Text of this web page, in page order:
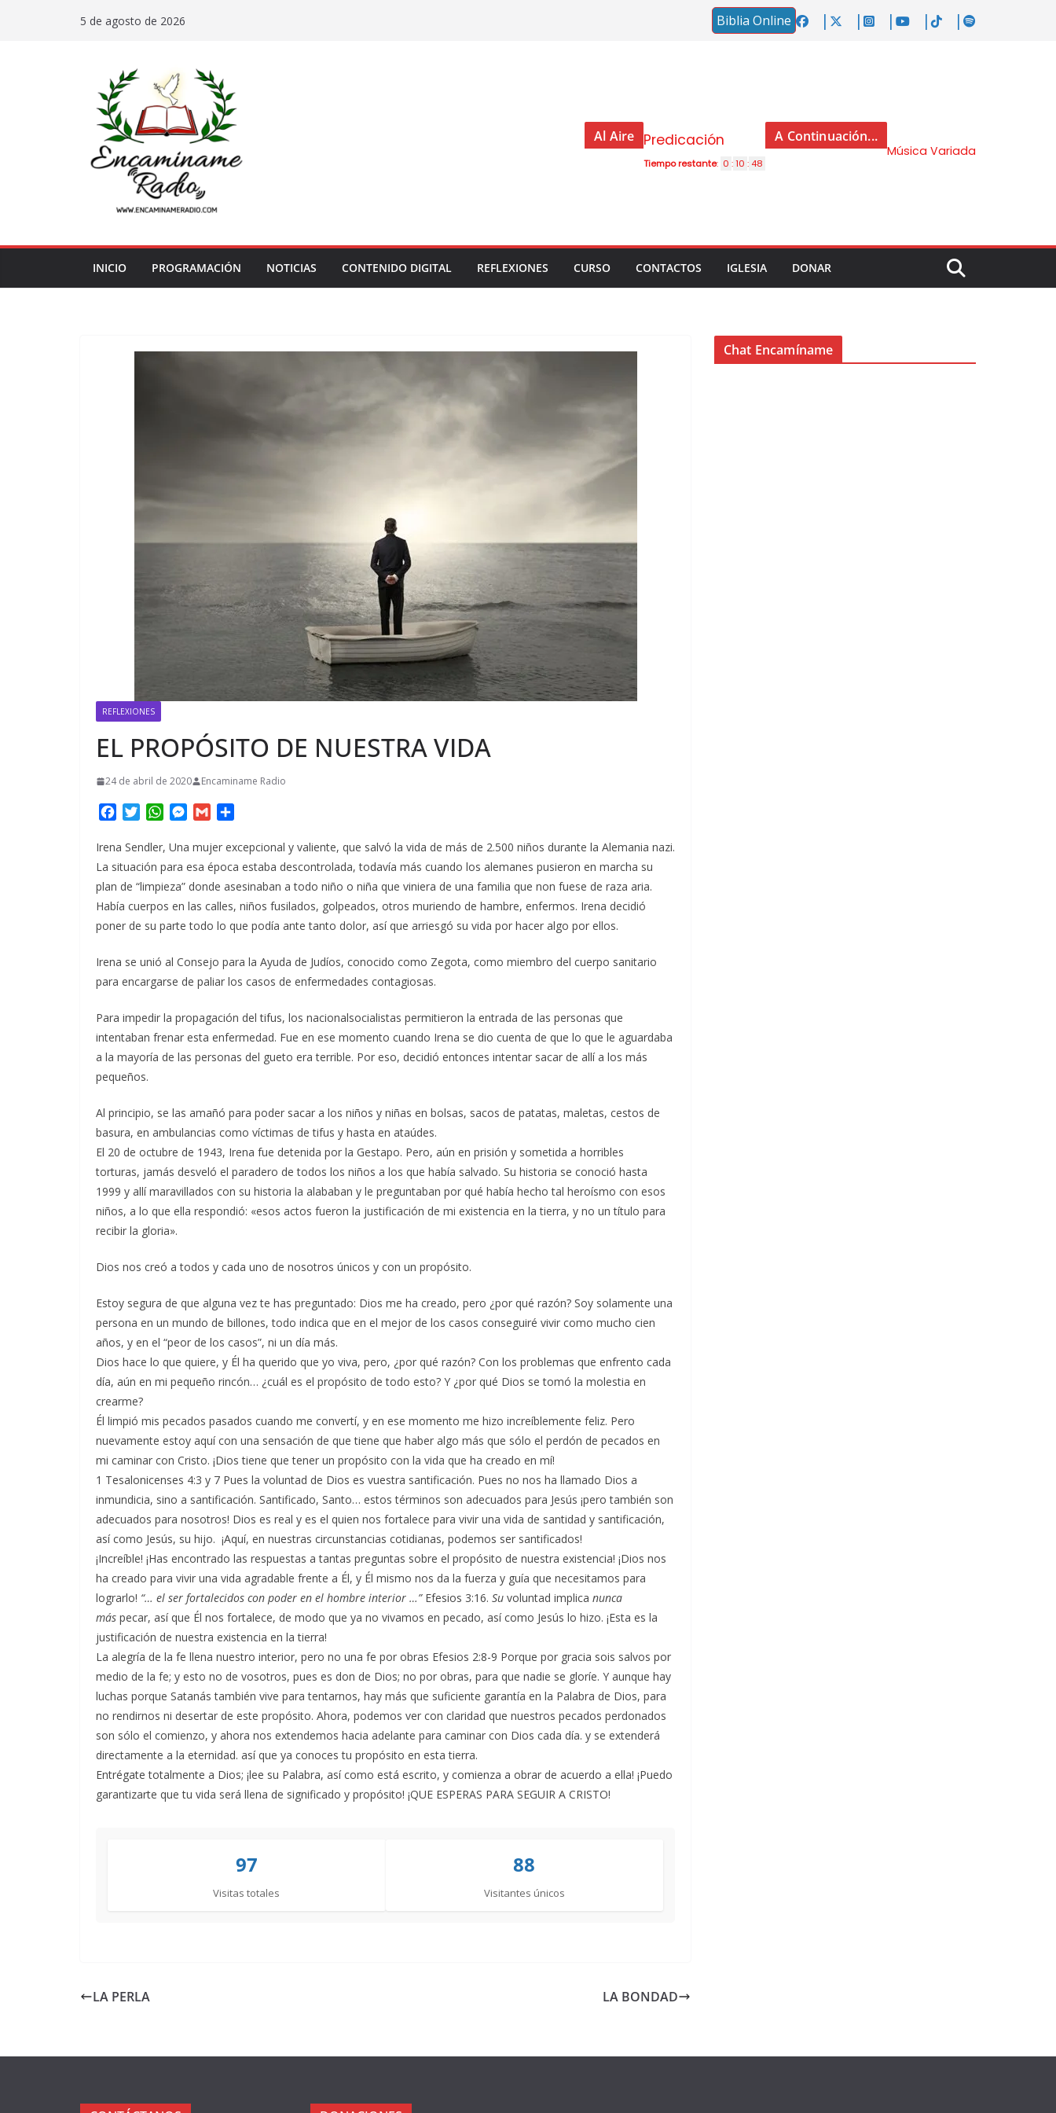
5 de agosto de 2026 Biblia Online
Al Aire Predicación
Tiempo restante 0 10 47
A Continuación...
Música Variada
INICIO PROGRAMACIÓN NOTICIAS CONTENIDO DIGITAL REFLEXIONES CURSO CONTACTOS IGLESIA DONAR
REFLEXIONES
EL PROPÓSITO DE NUESTRA VIDA
24 de abril de 2020 Encaminame Radio
c
e
b
o
o
k
i
t
t
r
W
a
t
s
p
p
M
s
s
e
n
g
e
a
i
l
m
p
a
t
i
Irena Sendler, Una mujer excepcional y valiente, que salvó la vida de más de 2.500 niños durante la Alemania nazi.
La situación para esa época estaba descontrolada, todavía más cuando los alemanes pusieron en marcha su
plan de “limpieza” donde asesinaban a todo niño o niña que viniera de una familia que non fuese de raza aria.
Había cuerpos en las calles, niños fusilados, golpeados, otros muriendo de hambre, enfermos. Irena decidió
poner de su parte todo lo que podía ante tanto dolor, así que arriesgó su vida por hacer algo por ellos.
Irena se unió al Consejo para la Ayuda de Judíos, conocido como Zegota, como miembro del cuerpo sanitario
para encargarse de paliar los casos de enfermedades contagiosas.
Para impedir la propagación del tifus, los nacionalsocialistas permitieron la entrada de las personas que
intentaban frenar esta enfermedad. Fue en ese momento cuando Irena se dio cuenta de que lo que le aguardaba
a la mayoría de las personas del gueto era terrible. Por eso, decidió entonces intentar sacar de allí a los más
pequeños.
Al principio, se las amañó para poder sacar a los niños y niñas en bolsas, sacos de patatas, maletas, cestos de
basura, en ambulancias como víctimas de tifus y hasta en ataúdes.
El 20 de octubre de 1943, Irena fue detenida por la Gestapo. Pero, aún en prisión y sometida a horribles
torturas, jamás desveló el paradero de todos los niños a los que había salvado. Su historia se conoció hasta
1999 y allí maravillados con su historia la alababan y le preguntaban por qué había hecho tal heroísmo con esos
niños, a lo que ella respondió: «esos actos fueron la justificación de mi existencia en la tierra, y no un título para
recibir la gloria».
Dios nos creó a todos y cada uno de nosotros únicos y con un propósito.
Estoy segura de que alguna vez te has preguntado: Dios me ha creado, pero ¿por qué razón? Soy solamente una
persona en un mundo de billones, todo indica que en el mejor de los casos conseguiré vivir como mucho cien
años, y en el “peor de los casos”, ni un día más.
Dios hace lo que quiere, y Él ha querido que yo viva, pero, ¿por qué razón? Con los problemas que enfrento cada
día, aún en mi pequeño rincón… ¿cuál es el propósito de todo esto? Y ¿por qué Dios se tomó la molestia en
crearme?
Él limpió mis pecados pasados cuando me convertí, y en ese momento me hizo increíblemente feliz. Pero
nuevamente estoy aquí con una sensación de que tiene que haber algo más que sólo el perdón de pecados en
mi caminar con Cristo. ¡Dios tiene que tener un propósito con la vida que ha creado en mí!
1 Tesalonicenses 4:3 y 7 Pues la voluntad de Dios es vuestra santificación. Pues no nos ha llamado Dios a
inmundicia, sino a santificación. Santificado, Santo… estos términos son adecuados para Jesús ¡pero también son
adecuados para nosotros! Dios es real y es el quien nos fortalece para vivir una vida de santidad y santificación,
así como Jesús, su hijo. ¡Aquí, en nuestras circunstancias cotidianas, podemos ser santificados!
¡Increíble! ¡Has encontrado las respuestas a tantas preguntas sobre el propósito de nuestra existencia! ¡Dios nos
ha creado para vivir una vida agradable frente a Él, y Él mismo nos da la fuerza y guía que necesitamos para
lograrlo! “… el ser fortalecidos con poder en el hombre interior …”Efesios 3:16. Su voluntad implica nunca
más pecar, así que Él nos fortalece, de modo que ya no vivamos en pecado, así como Jesús lo hizo. ¡Esta es la
justificación de nuestra existencia en la tierra!
La alegría de la fe llena nuestro interior, pero no una fe por obras Efesios 2:8-9 Porque por gracia sois salvos por
medio de la fe; y esto no de vosotros, pues es don de Dios; no por obras, para que nadie se gloríe. Y aunque hay
luchas porque Satanás también vive para tentarnos, hay más que suficiente garantía en la Palabra de Dios, para
no rendirnos ni desertar de este propósito. Ahora, podemos ver con claridad que nuestros pecados perdonados
son sólo el comienzo, y ahora nos extendemos hacia adelante para caminar con Dios cada día. y se extenderá
directamente a la eternidad. así que ya conoces tu propósito en esta tierra.
Entrégate totalmente a Dios; ¡lee su Palabra, así como está escrito, y comienza a obrar de acuerdo a ella! ¡Puedo
garantizarte que tu vida será llena de significado y propósito! ¡QUE ESPERAS PARA SEGUIR A CRISTO!
97
Visitas totales
88
Visitantes únicos
LA PERLA LA BONDAD
Chat Encamíname